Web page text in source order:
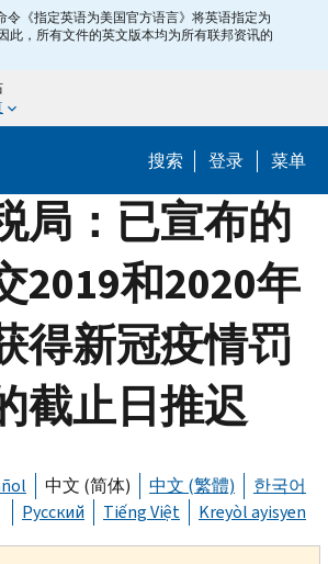
令《指定英语为美国官方语言》将英语指定为
此，所有文件的英文版本均为所有联邦资讯的
搜索 登录 菜单
局：已宣布的
2019和2020年
得新冠疫情罚
截止日推迟
中文 (简体) 中文 (繁體)
한국어
Русский
Tiếng Việt Kreyòl ayisyen